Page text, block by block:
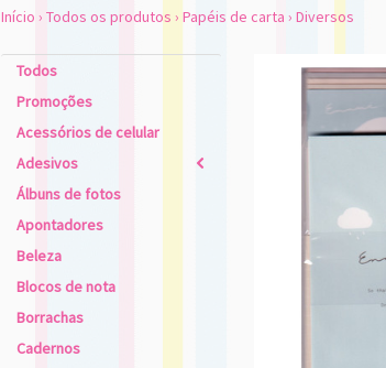
Início › Todos os produtos › Papéis de carta › Diversos
Todos
Promoções
Acessórios de celular
Adesivos
2
Álbuns de fotos
Apontadores
Beleza
Blocos de nota
Borrachas
Cadernos